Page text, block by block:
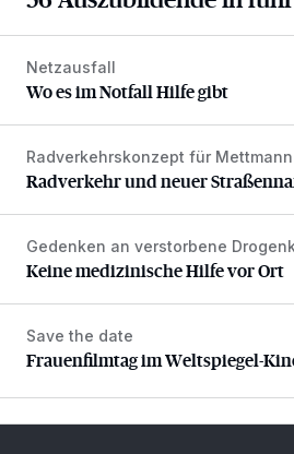
Wo es im Notfall Hilfe gibt
Netzausfall
Wo es im Notfall Hilfe gibt
Radverkehr und neuer
Radverkehrskonzept für Mettmann
Radverkehr und neuer
Keine medizinische Hilfe vor Ort
Gedenken an verstorbene
Keine medizinische Hilfe vor Ort
Frauenfilmtag im Weltspiegel-
Save the date
Frauenfilmtag im Weltspiegel-